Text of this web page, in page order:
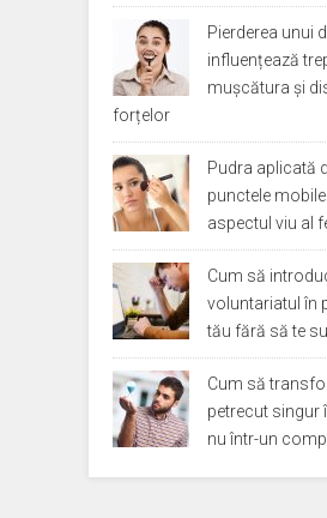
Pierderea unui
influențează
mușcătura și
forțelor
Pudra aplicată
punctele
aspectul viu al
Cum să
voluntariatul în
tău fără să te
Cum să
petrecut singur
nu într-un